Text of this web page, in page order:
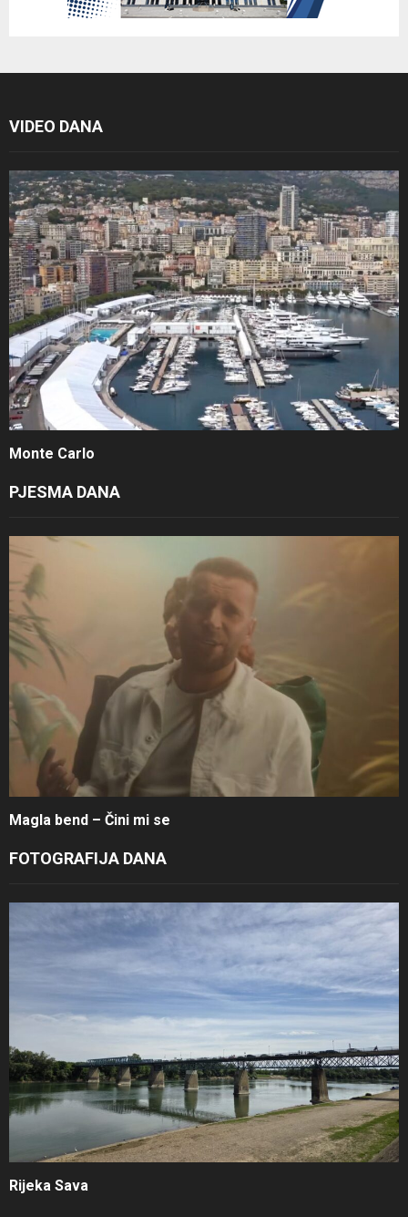
VIDEO DANA
Monte Carlo
PJESMA DANA
Magla bend – Čini mi se
FOTOGRAFIJA DANA
Rijeka Sava